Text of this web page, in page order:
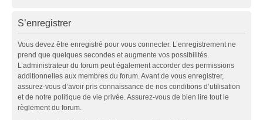
S’enregistrer
Vous devez être enregistré pour vous connecter. L’enregistrement ne
prend que quelques secondes et augmente vos possibilités.
L’administrateur du forum peut également accorder des permissions
additionnelles aux membres du forum. Avant de vous enregistrer,
assurez-vous d’avoir pris connaissance de nos conditions d’utilisation
et de notre politique de vie privée. Assurez-vous de bien lire tout le
règlement du forum.